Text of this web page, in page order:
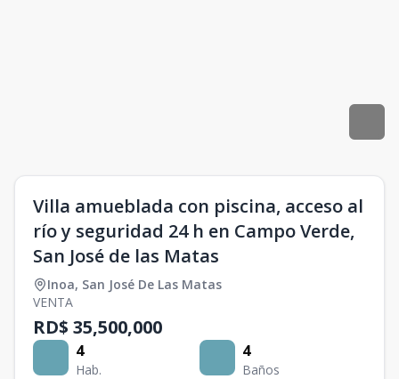
Villa amueblada con piscina, acceso al
río y seguridad 24 h en Campo Verde,
San José de las Matas
Inoa, San José De Las Matas
VENTA
RD$ 35,500,000
4
Hab.
4
Baños